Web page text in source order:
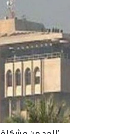
البطالة'..
الداخلية
تؤكد
العمالة
الأجنبية